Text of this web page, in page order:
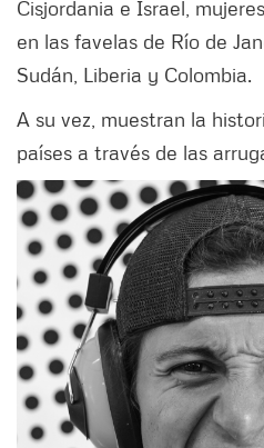
Cisjordania e Israel,
en las favelas de Río de
Sudán, Liberia y Colombia.
A su vez, muestran la
países a través de las